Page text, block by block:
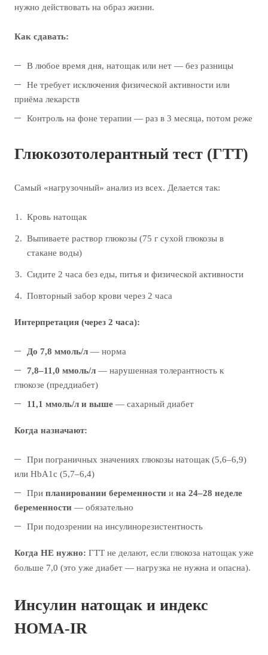
нужно действовать на образ жизни.
Как сдавать:
В любое время дня, натощак или нет — без разницы
Не требует исключения физической активности или
приёма лекарств
Контроль на фоне терапии — раз в 3 месяца, потом реже
Глюкозотолерантный тест (ГТТ)
Самый «нагрузочный» анализ из всех. Делается так:
Кровь натощак
Выпиваете раствор глюкозы (75 г сухой глюкозы в
стакане воды)
Сидите 2 часа без еды, питья и физической активности
Повторный забор крови через 2 часа
Интерпретация (через 2 часа):
До 7,8 ммоль/л — норма
7,8–11,0 ммоль/л — нарушенная толерантность к
глюкозе (преддиабет)
11,1 ммоль/л и выше — сахарный диабет
Когда назначают:
При пограничных значениях глюкозы натощак (5,6–6,9)
или HbA1c (5,7–6,4)
При планировании беременности и на 24–28 неделе
беременности — обязательно
При подозрении на инсулинорезистентность
Когда НЕ нужно: ГТТ не делают, если глюкоза натощак уже
больше 7,0 (это уже диабет — нагрузка не нужна и опасна).
Инсулин натощак и индекс
HOMA-IR